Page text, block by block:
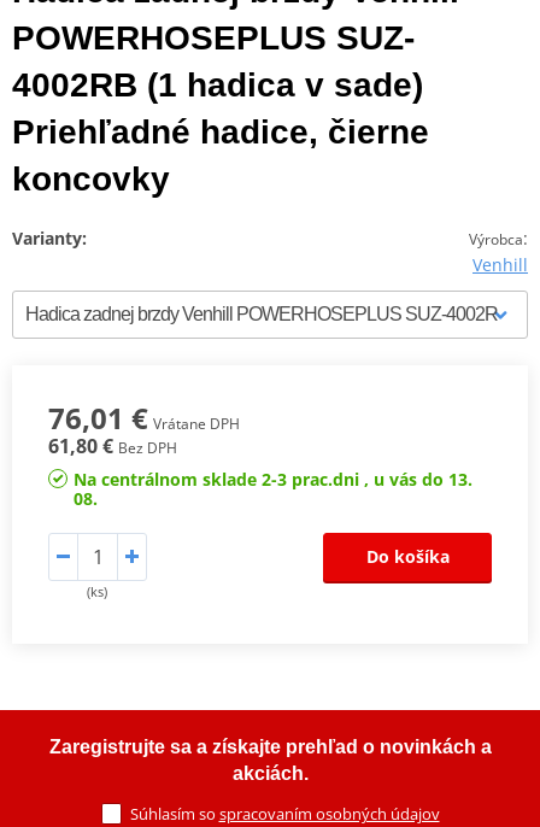
POWERHOSEPLUS SUZ-
4002RB (1 hadica v sade)
Priehľadné hadice, čierne
koncovky
Výrobca:
Venhill
Varianty:
76,01 € Vrátane DPH
61,80 € Bez DPH
Na centrálnom sklade 2-3 prac.dni , u vás do 13.
08.
(ks)
Do košíka
Zaregistrujte sa a získajte prehľad o novinkách a
akciách.
Súhlasím so spracovaním osobných údajov